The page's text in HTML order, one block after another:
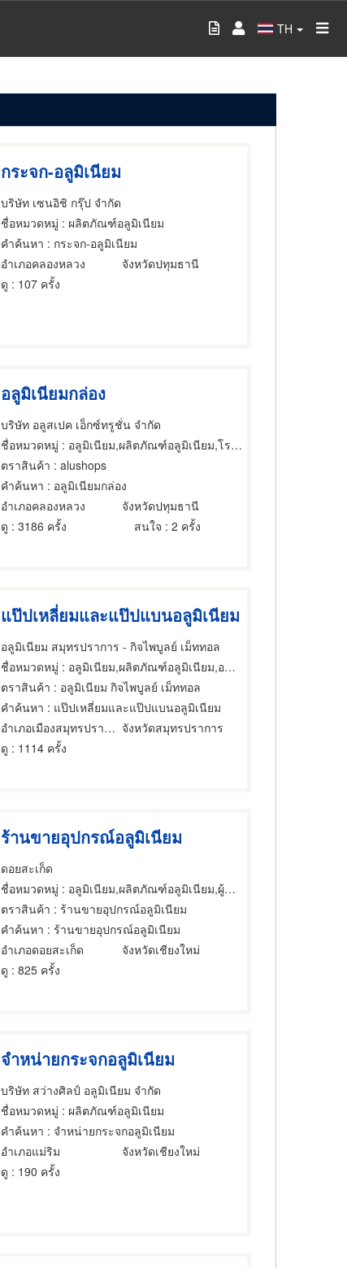
TH
กระจก-อลูมิเนียม
บริษัท เซนอิชิ กรุ๊ป จำกัด
ชื่อหมวดหมู่ : ผลิตภัณฑ์อลูมิเนียม
คำค้นหา : กระจก-อลูมิเนียม
อำเภอคลองหลวง
จังหวัดปทุมธานี
ดู : 107 ครั้ง
อลูมิเนียมกล่อง
บริษัท อลูสเปค เอ็กซ์ทรูชั่น จำกัด
ชื่อหมวดหมู่ : อลูมิเนียม,ผลิตภัณฑ์อลูมิเนียม,โรงงานผลิตภัณฑ์อลูมิเนียม
ตราสินค้า : alushops
คำค้นหา : อลูมิเนียมกล่อง
อำเภอคลองหลวง
จังหวัดปทุมธานี
ดู : 3186 ครั้ง สนใจ : 2 ครั้ง
แป๊ปเหลี่ยมและแป๊ปแบนอลูมิเนียม
อลูมิเนียม สมุทรปราการ - กิจไพบูลย์ เม็ททอล
ชื่อหมวดหมู่ : อลูมิเนียม,ผลิตภัณฑ์อลูมิเนียม,อลูมิเนียม
ตราสินค้า : อลูมิเนียม กิจไพบูลย์ เม็ททอล
คำค้นหา : แป๊ปเหลี่ยมและแป๊ปแบนอลูมิเนียม
อำเภอเมืองสมุทรปราการ จังหวัดสมุทรปราการ
ดู : 1114 ครั้ง
ร้านขายอุปกรณ์อลูมิเนียม
ดอยสะเก็ด
ชื่อหมวดหมู่ : อลูมิเนียม,ผลิตภัณฑ์อลูมิเนียม,ผู้ติดตั้งอลูมิเนียม
ตราสินค้า : ร้านขายอุปกรณ์อลูมิเนียม
คำค้นหา : ร้านขายอุปกรณ์อลูมิเนียม
อำเภอดอยสะเก็ด
จังหวัดเชียงใหม่
ดู : 825 ครั้ง
จำหน่ายกระจกอลูมิเนียม
บริษัท สว่างศิลป์ อลูมิเนียม จำกัด
ชื่อหมวดหมู่ : ผลิตภัณฑ์อลูมิเนียม
คำค้นหา : จำหน่ายกระจกอลูมิเนียม
อำเภอแม่ริม
จังหวัดเชียงใหม่
ดู : 190 ครั้ง